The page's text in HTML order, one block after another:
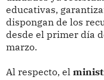
educativas,
dispongan de los
desde el primer día
marzo.
Al respecto, el